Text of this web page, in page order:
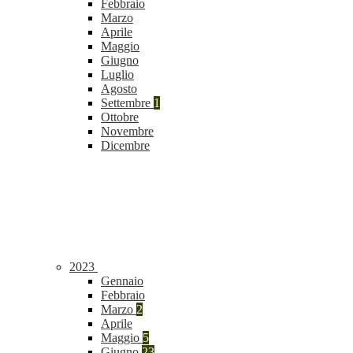
Febbraio
Marzo
Aprile
Maggio
Giugno
Luglio
Agosto
Settembre 1
Ottobre
Novembre
Dicembre
2023
Gennaio
Febbraio
Marzo 2
Aprile
Maggio 5